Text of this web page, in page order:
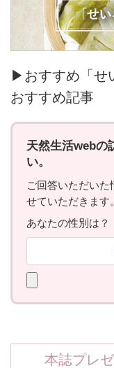
▶おすすめ「せ
おすすめ記事
本誌プレ